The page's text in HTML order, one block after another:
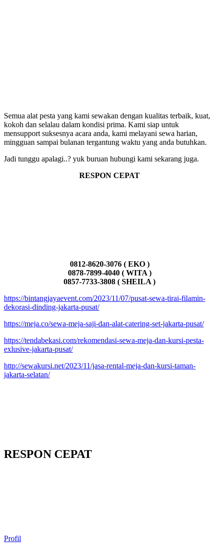
Semua alat pesta yang kami sewakan dengan kualitas terbaik, kuat,
kokoh dan selalau dalam kondisi prima. Kami siap untuk
mensupport suksesnya acara anda, kami melayani sewa harian,
mingguan sampai bulanan tergantung waktu yang anda butuhkan.
Jadi tunggu apalagi..? yuk buruan hubungi kami sekarang juga.
RESPON CEPAT
0812-8620-3076 ( EKO )
0878-7899-4040 ( WITA )
0857-7733-3808 ( SHEILA )
https://bintangjayaevent.com/2023/11/07/pusat-sewa-tirai-filamin-
dekorasi-dinding-jakarta-pusat/
https://meja.co/sewa-meja-saji-dan-alat-catering-set-jakarta-pusat/
https://tendabekasi.com/rekomendasi-sewa-meja-dan-kursi-pesta-
exlusive-jakarta-pusat/
http://sewakursi.net/2023/11/jasa-rental-meja-dan-kursi-taman-
jakarta-selatan/
RESPON CEPAT
Profil